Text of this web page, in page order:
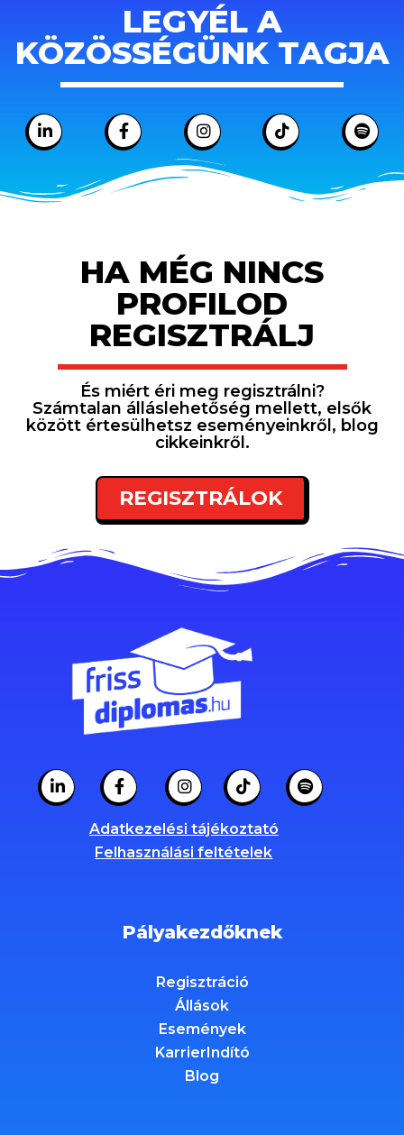
LEGYÉL A
KÖZÖSSÉGÜNK TAGJA
HA MÉG NINCS
PROFILOD
REGISZTRÁLJ
És miért éri meg regisztrálni?
Számtalan álláslehetőség mellett, elsők
között értesülhetsz eseményeinkről, blog
cikkeinkről.
REGISZTRÁLOK
Adatkezelési tájékoztató
Felhasználási feltételek
Pályakezdőknek
Regisztráció
Állások
Események
KarrierIndító
Blog